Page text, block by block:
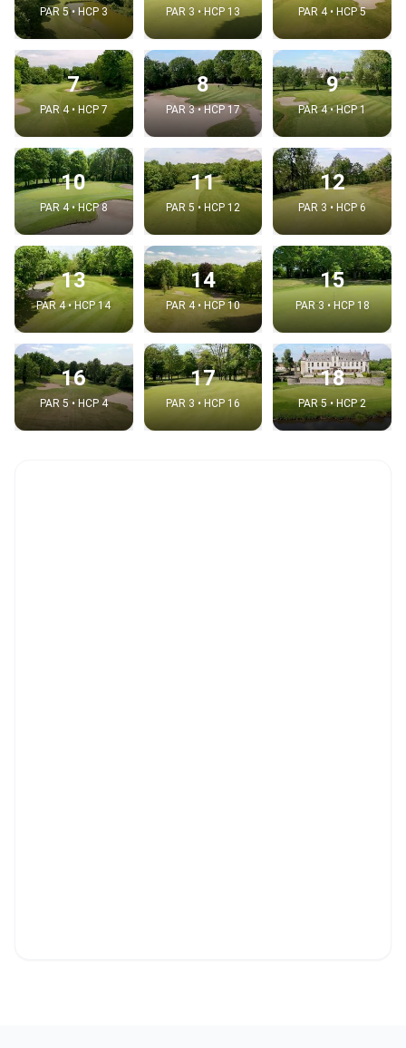
PAR 5 • HCP 3 PAR 3 • HCP 13 PAR 4 • HCP 5
7
PAR 4 • HCP 7
8
PAR 3 • HCP 17
9
PAR 4 • HCP 1
10
PAR 4 • HCP 8
11
PAR 5 • HCP 12
12
PAR 3 • HCP 6
13
PAR 4 • HCP 14
14
PAR 4 • HCP 10
15
PAR 3 • HCP 18
16
PAR 5 • HCP 4
17
PAR 3 • HCP 16
18
PAR 5 • HCP 2